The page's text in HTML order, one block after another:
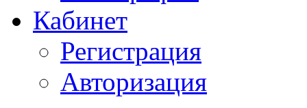
Кабинет
Регистрация
Авторизация